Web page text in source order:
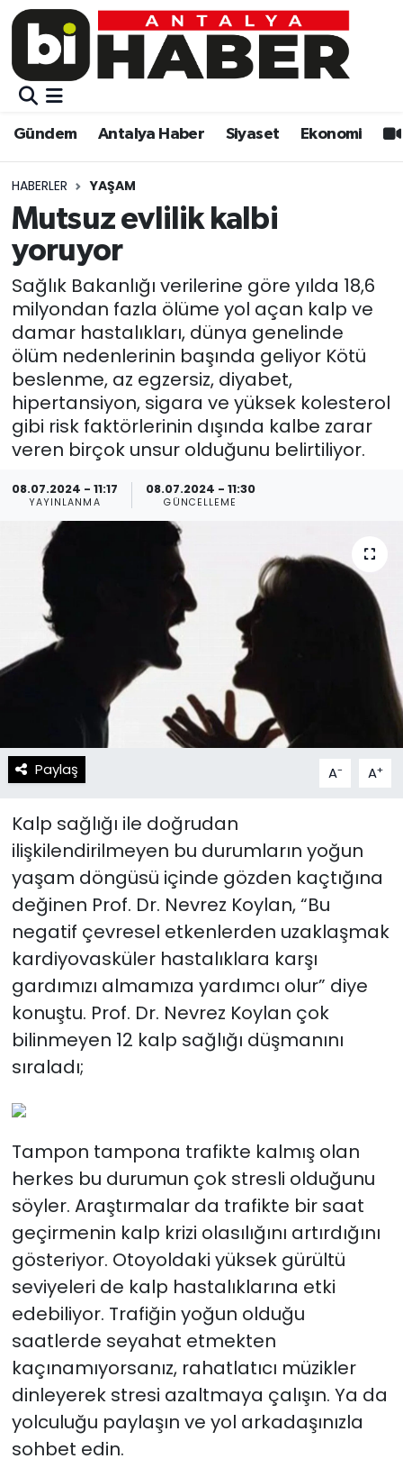
Gündem Antalya Haber Siyaset Ekonomi
HABERLER YAŞAM
Mutsuz evlilik kalbi
yoruyor
Sağlık Bakanlığı verilerine göre yılda 18,6
milyondan fazla ölüme yol açan kalp ve
damar hastalıkları, dünya genelinde
ölüm nedenlerinin başında geliyor Kötü
beslenme, az egzersiz, diyabet,
hipertansiyon, sigara ve yüksek kolesterol
gibi risk faktörlerinin dışında kalbe zarar
veren birçok unsur olduğunu belirtiliyor.
08.07.2024 - 11:17
YAYINLANMA
08.07.2024 - 11:30
GÜNCELLEME
Paylaş A- A+
Kalp sağlığı ile doğrudan
ilişkilendirilmeyen bu durumların yoğun
yaşam döngüsü içinde gözden kaçtığına
değinen Prof. Dr. Nevrez Koylan, “Bu
negatif çevresel etkenlerden uzaklaşmak
kardiyovasküler hastalıklara karşı
gardımızı almamıza yardımcı olur” diye
konuştu. Prof. Dr. Nevrez Koylan çok
bilinmeyen 12 kalp sağlığı düşmanını
sıraladı;
Tampon tampona trafikte kalmış olan
herkes bu durumun çok stresli olduğunu
söyler. Araştırmalar da trafikte bir saat
geçirmenin kalp krizi olasılığını artırdığını
gösteriyor. Otoyoldaki yüksek gürültü
seviyeleri de kalp hastalıklarına etki
edebiliyor. Trafiğin yoğun olduğu
saatlerde seyahat etmekten
kaçınamıyorsanız, rahatlatıcı müzikler
dinleyerek stresi azaltmaya çalışın. Ya da
yolculuğu paylaşın ve yol arkadaşınızla
sohbet edin.
Gündem
Siyaset
Ekonomi
Video
Eğitim
Kültür-sanat
Sağlık
Spor
Teknoloji
Resmi İlanlar
Gündem
Siyaset
Eğitim
Ekonomi
Kültür-sanat
Sağlık
Spor
Teknoloji
Yaşam
Künye
Gizlilik Sözleşmesi
İletişim
Muratpaşa Nöbetçi Eczaneler
Muratpaşa Trafik Yoğunluk Haritası
Süper Lig Puan Durumu ve Fikstür
Tüm Manşetler
Son Dakika Haberleri
Haber Arşivi